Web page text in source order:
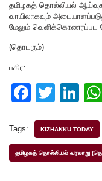
தமிழகத் தொல்லியல்
வாயிலாகவும்
மேலும் வெளிக்கொணரப்பட
(தொடரும்)
பகிர:
F
c
e
T
tt
er
Li
k
e
Tags: KIZHAKKU TODAY
தமிழகத் தொல்லியல் வரலாறு